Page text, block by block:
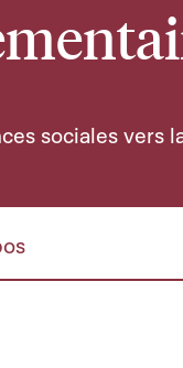
sociales vers